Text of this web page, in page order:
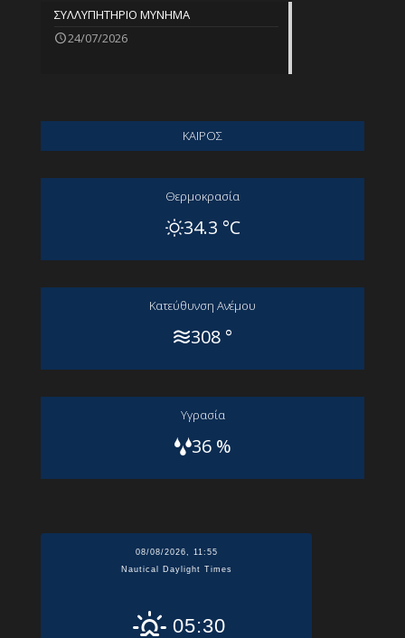
ΣΥΛΛΥΠΗΤΗΡΙΟ ΜΥΝΗΜΑ
24/07/2026
ΚΑΙΡΟΣ
Θερμοκρασία
34.3 °C
Kατεύθυνση Aνέμου
308 °
Yγρασία
36 %
08/08/2026, 11:55
Nautical Daylight Times
05:30